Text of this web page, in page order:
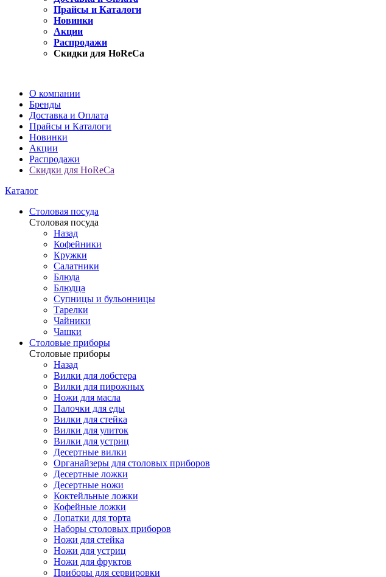
Прайсы и Каталоги
Новинки
Акции
Распродажи
Скидки для HoReCa
О компании
Бренды
Доставка и Оплата
Прайсы и Каталоги
Новинки
Акции
Распродажи
Скидки для HoReCa
Каталог
Столовая посуда
Столовая посуда
Назад
Кофейники
Кружки
Салатники
Блюда
Блюдца
Супницы и бульонницы
Тарелки
Чайники
Чашки
Cтоловые приборы
Cтоловые приборы
Назад
Вилки для лобстера
Вилки для пирожных
Ножи для масла
Палочки для еды
Вилки для стейка
Вилки для улиток
Вилки для устриц
Десертные вилки
Органайзеры для столовых приборов
Десертные ложки
Десертные ножи
Коктейльные ложки
Кофейные ложки
Лопатки для торта
Наборы столовых приборов
Ножи для стейка
Ножи для устриц
Ножи для фруктов
Приборы для сервировки